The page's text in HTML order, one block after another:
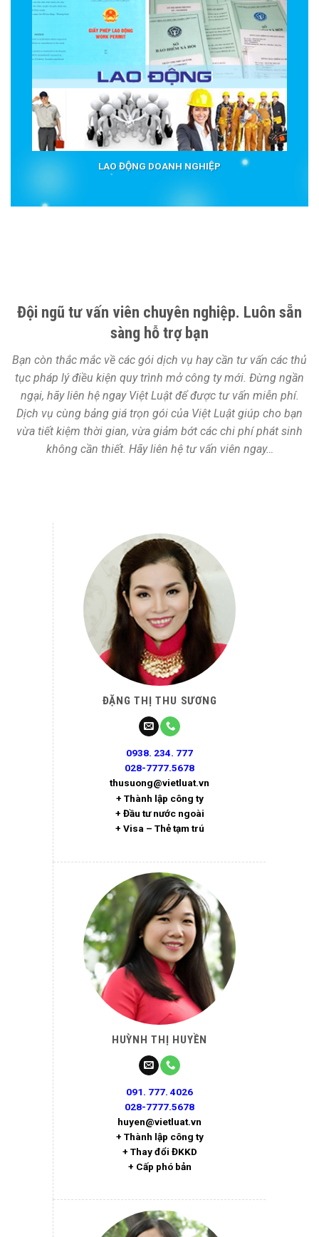
LAO ĐỘNG DOANH NGHIỆP
Đội ngũ tư vấn viên chuyên nghiệp. Luôn sẵn
sàng hỗ trợ bạn
Bạn còn thắc mắc về các gói dịch vụ hay cần tư vấn các thủ
tục pháp lý điều kiện quy trình mở công ty mới. Đừng ngần
ngại, hãy liên hệ ngay Việt Luật để được tư vấn miễn phí.
Dịch vụ cùng bảng giá trọn gói của Việt Luật giúp cho bạn
vừa tiết kiệm thời gian, vừa giảm bớt các chi phí phát sinh
không cần thiết. Hãy liên hệ tư vấn viên ngay…
ĐẶNG THỊ THU SƯƠNG
0938. 234. 777
028-7777.5678
thusuong@vietluat.vn
+ Thành lập công ty
+ Đầu tư nước ngoài
+ Visa – Thẻ tạm trú
HUỲNH THỊ HUYỀN
091. 777. 4026
028-7777.5678
huyen@vietluat.vn
+ Thành lập công ty
+ Thay đổi ĐKKD
+ Cấp phó bản